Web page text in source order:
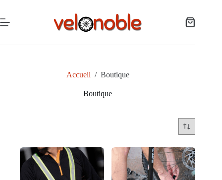
contenu
Panier
Accueil / Boutique
Boutique